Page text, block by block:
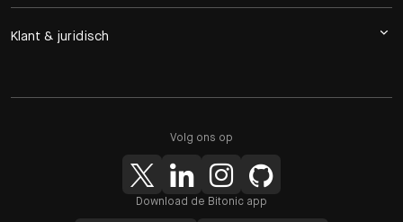
Klant & juridisch
Volg ons op
Download de Bitonic app